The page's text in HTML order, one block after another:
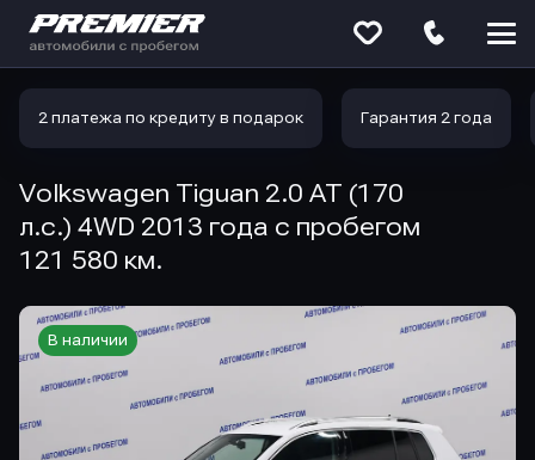
2 платежа по кредиту в подарок Гарантия 2 года
Volkswagen Tiguan 2.0 AT (170
л.с.) 4WD 2013 года с пробегом
121 580 км.
В наличии